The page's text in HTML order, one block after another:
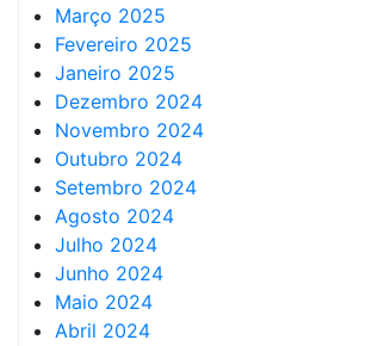
Março 2025
Fevereiro 2025
Janeiro 2025
Dezembro 2024
Novembro 2024
Outubro 2024
Setembro 2024
Agosto 2024
Julho 2024
Junho 2024
Maio 2024
Abril 2024